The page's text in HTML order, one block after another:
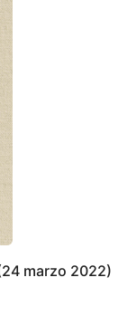
(24 marzo 2022)